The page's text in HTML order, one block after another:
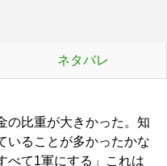
ネタバレ
の比重が大きかった。知
いることが多かったかな
べて1軍にする」これは